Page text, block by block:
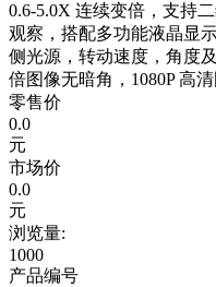
0.6-5.0X 连续变倍，支持
观察，搭配多功能液晶显
侧光源，转动速度，角度
倍图像无暗角，1080P 高
零售价
0.0
元
市场价
0.0
元
浏览量:
1000
产品编号